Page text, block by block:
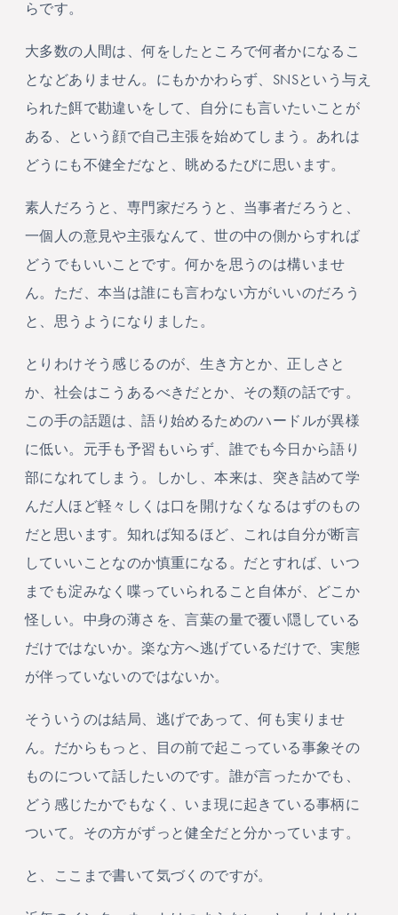
らです。
大多数の人間は、何をしたところで何者かになるこ
となどありません。にもかかわらず、SNSという与え
られた餌で勘違いをして、自分にも言いたいことが
ある、という顔で自己主張を始めてしまう。あれは
どうにも不健全だなと、眺めるたびに思います。
素人だろうと、専門家だろうと、当事者だろうと、
一個人の意見や主張なんて、世の中の側からすれば
どうでもいいことです。何かを思うのは構いませ
ん。ただ、本当は誰にも言わない方がいいのだろう
と、思うようになりました。
とりわけそう感じるのが、生き方とか、正しさと
か、社会はこうあるべきだとか、その類の話です。
この手の話題は、語り始めるためのハードルが異様
に低い。元手も予習もいらず、誰でも今日から語り
部になれてしまう。しかし、本来は、突き詰めて学
んだ人ほど軽々しくは口を開けなくなるはずのもの
だと思います。知れば知るほど、これは自分が断言
していいことなのか慎重になる。だとすれば、いつ
までも淀みなく喋っていられること自体が、どこか
怪しい。中身の薄さを、言葉の量で覆い隠している
だけではないか。楽な方へ逃げているだけで、実態
が伴っていないのではないか。
そういうのは結局、逃げであって、何も実りませ
ん。だからもっと、目の前で起こっている事象その
ものについて話したいのです。誰が言ったかでも、
どう感じたかでもなく、いま現に起きている事柄に
ついて。その方がずっと健全だと分かっています。
と、ここまで書いて気づくのですが。